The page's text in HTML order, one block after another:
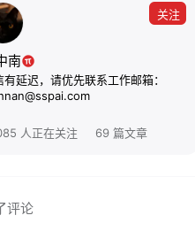
关注
南
有延迟，请优先联系工作邮箱：
人正在关注 69 篇文章
评论